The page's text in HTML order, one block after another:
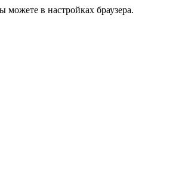
в настройках браузера.